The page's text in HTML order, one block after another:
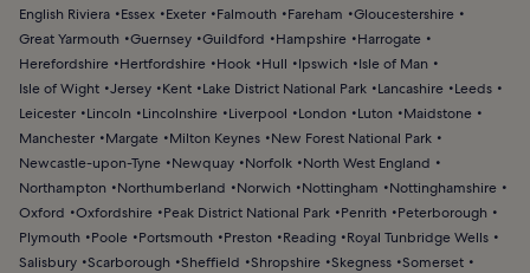
English Riviera
Essex Exeter Falmouth Fareham
Gloucestershire
Great Yarmouth
Guernsey Guildford Hampshire
Harrogate
Herefordshire
Hertfordshire Hook Hull Ipswich
Isle of Man
Isle of Wight Jersey Kent Lake District National Park Lancashire
Leeds
Leicester
Lincoln Lincolnshire Liverpool London Luton
Maidstone
Manchester
Margate Milton Keynes
New Forest National Park
Newcastle-upon-Tyne
Newquay Norfolk
North West England
Northampton
Northumberland Norwich Nottingham
Nottinghamshire
Oxford
Oxfordshire Peak District National Park Penrith
Peterborough
Plymouth
Poole Portsmouth Preston Reading
Royal Tunbridge Wells
Salisbury Scarborough Sheffield Shropshire Skegness Somerset